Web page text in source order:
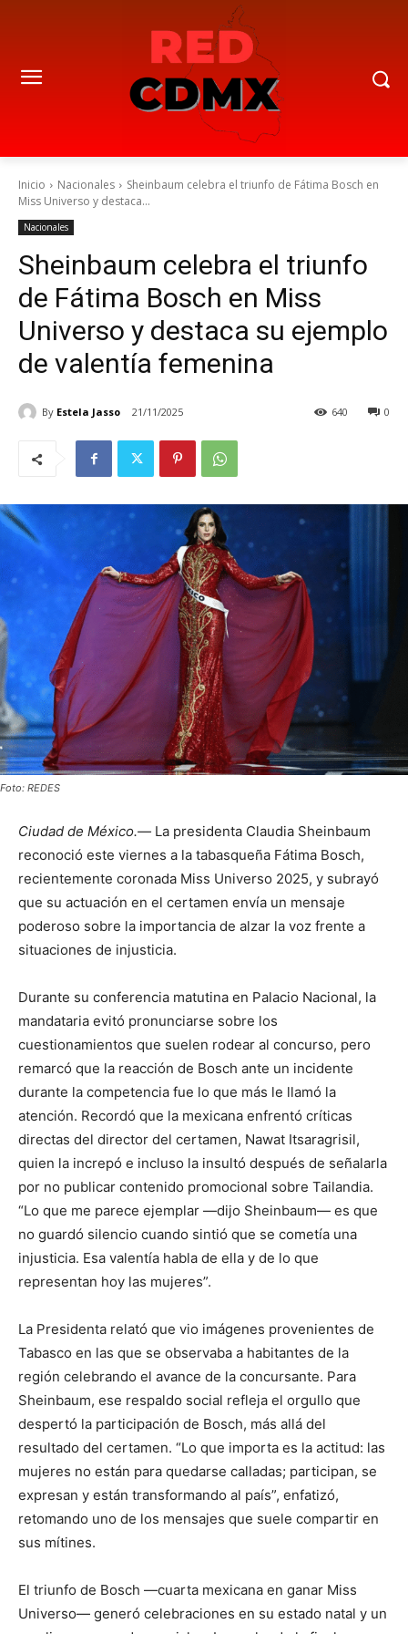
Inicio Nacionales
Sheinbaum celebra el triunfo de Fátima Bosch en
Miss Universo y destaca...
Nacionales
Sheinbaum celebra el triunfo
de Fátima Bosch en Miss
Universo y destaca su ejemplo
de valentía femenina
By Estela Jasso 21/11/2025 0
640
Foto: REDES
Ciudad de México.— La presidenta Claudia Sheinbaum
reconoció este viernes a la tabasqueña Fátima Bosch,
recientemente coronada Miss Universo 2025, y subrayó
que su actuación en el certamen envía un mensaje
poderoso sobre la importancia de alzar la voz frente a
situaciones de injusticia.
Durante su conferencia matutina en Palacio Nacional, la
mandataria evitó pronunciarse sobre los
cuestionamientos que suelen rodear al concurso, pero
remarcó que la reacción de Bosch ante un incidente
durante la competencia fue lo que más le llamó la
atención. Recordó que la mexicana enfrentó críticas
directas del director del certamen, Nawat Itsaragrisil,
quien la increpó e incluso la insultó después de señalarla
por no publicar contenido promocional sobre Tailandia.
“Lo que me parece ejemplar —dijo Sheinbaum— es que
no guardó silencio cuando sintió que se cometía una
injusticia. Esa valentía habla de ella y de lo que
representan hoy las mujeres”.
La Presidenta relató que vio imágenes provenientes de
Tabasco en las que se observaba a habitantes de la
región celebrando el avance de la concursante. Para
Sheinbaum, ese respaldo social refleja el orgullo que
despertó la participación de Bosch, más allá del
resultado del certamen. “Lo que importa es la actitud: las
mujeres no están para quedarse calladas; participan, se
expresan y están transformando al país”, enfatizó,
retomando uno de los mensajes que suele compartir en
sus mítines.
El triunfo de Bosch —cuarta mexicana en ganar Miss
Universo— generó celebraciones en su estado natal y un